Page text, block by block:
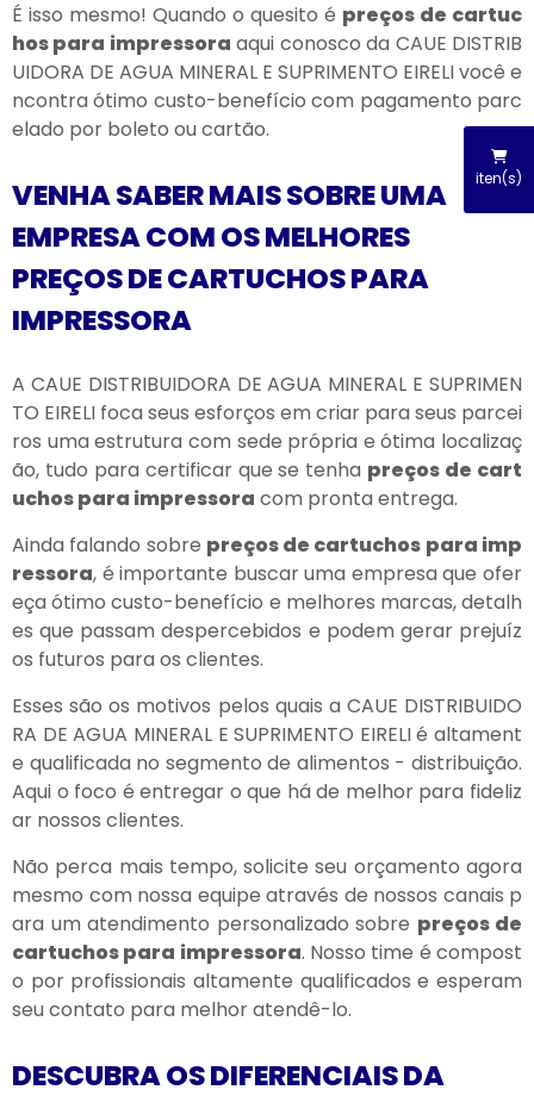
iten(s)
É isso mesmo! Quando o quesito é preços de cartuc
hos para impressora aqui conosco da CAUE DISTRIB
UIDORA DE AGUA MINERAL E SUPRIMENTO EIRELI você e
ncontra ótimo custo-benefício com pagamento parc
elado por boleto ou cartão.
VENHA SABER MAIS SOBRE UMA
EMPRESA COM OS MELHORES
PREÇOS DE CARTUCHOS PARA
IMPRESSORA
A CAUE DISTRIBUIDORA DE AGUA MINERAL E SUPRIMEN
TO EIRELI foca seus esforços em criar para seus parcei
ros uma estrutura com sede própria e ótima localizaç
ão, tudo para certificar que se tenha preços de cart
uchos para impressora com pronta entrega.
Ainda falando sobre preços de cartuchos para imp
ressora, é importante buscar uma empresa que ofer
eça ótimo custo-benefício e melhores marcas, detalh
es que passam despercebidos e podem gerar prejuíz
os futuros para os clientes.
Esses são os motivos pelos quais a CAUE DISTRIBUIDO
RA DE AGUA MINERAL E SUPRIMENTO EIRELI é altament
e qualificada no segmento de alimentos - distribuição.
Aqui o foco é entregar o que há de melhor para fideliz
ar nossos clientes.
Não perca mais tempo, solicite seu orçamento agora
mesmo com nossa equipe através de nossos canais p
ara um atendimento personalizado sobre preços de
cartuchos para impressora. Nosso time é compost
o por profissionais altamente qualificados e esperam
seu contato para melhor atendê-lo.
DESCUBRA OS DIFERENCIAIS DA